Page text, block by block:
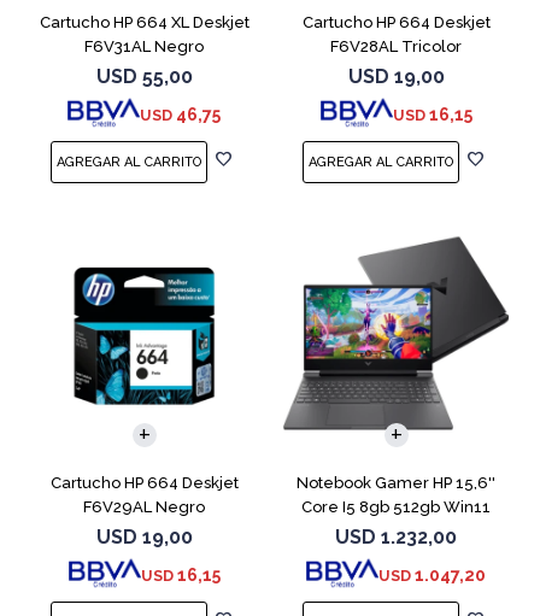
Cartucho HP 664 XL Deskjet
F6V31AL Negro
USD 55,00
USD 46,75
Cartucho HP 664 Deskjet
F6V28AL Tricolor
USD 19,00
USD 16,15
Cartucho HP 664 Deskjet
F6V29AL Negro
USD 19,00
USD 16,15
Notebook Gamer HP 15,6''
Core I5 8gb 512gb Win11
Rtx3050
USD 1.232,00
USD 1.047,20
COMPARAR